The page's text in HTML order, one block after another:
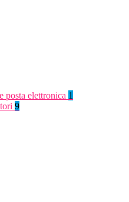
posta elettronica 1
9